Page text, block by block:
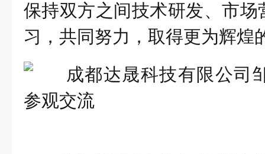
保持双方之间技术研发、市
习，共同努力，取得更为辉煌